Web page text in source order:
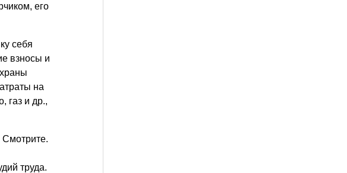
его
себя
взносы и
на
газ и др.,
Смотрите.
труда.